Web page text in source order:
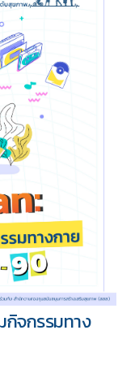
กิจกรรมทาง